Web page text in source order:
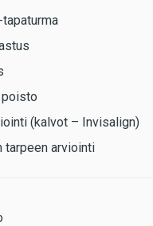
poisto
(kalvot – Invisalign)
tarpeen arviointi